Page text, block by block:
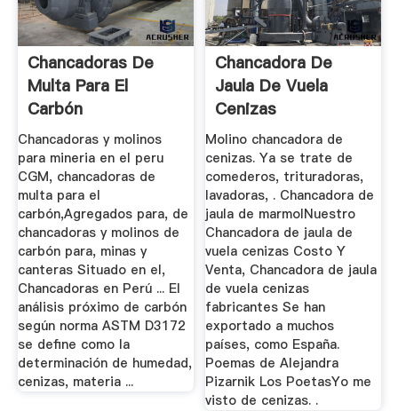
Chancadoras De
Multa Para El
Carbón
Chancadoras y molinos
para mineria en el peru
CGM, chancadoras de
multa para el
carbón,Agregados para, de
chancadoras y molinos de
carbón para, minas y
canteras Situado en el,
Chancadoras en Perú ... El
análisis próximo de carbón
según norma ASTM D3172
se define como la
determinación de humedad,
cenizas, materia ...
Chancadora De
Jaula De Vuela
Cenizas
Molino chancadora de
cenizas. Ya se trate de
comederos, trituradoras,
lavadoras, . Chancadora de
jaula de marmolNuestro
Chancadora de jaula de
vuela cenizas Costo Y
Venta, Chancadora de jaula
de vuela cenizas
fabricantes Se han
exportado a muchos
países, como España.
Poemas de Alejandra
Pizarnik Los PoetasYo me
visto de cenizas. .